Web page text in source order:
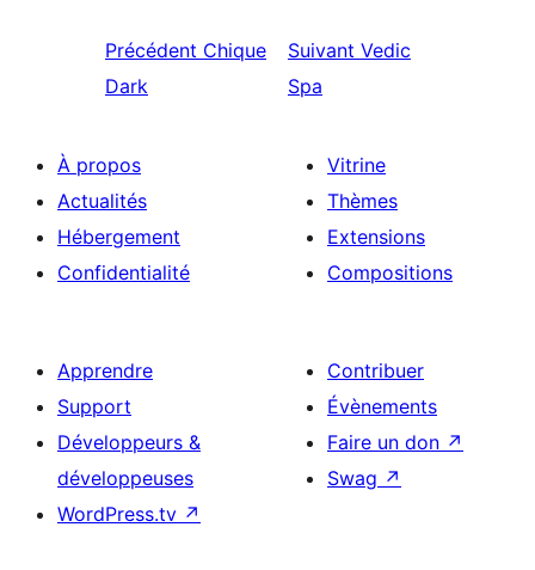
Précédent Chique
Dark
Suivant Vedic
Spa
À propos
Actualités
Hébergement
Confidentialité
Vitrine
Thèmes
Extensions
Compositions
Apprendre
Support
Développeurs &
développeuses
WordPress.tv ↗
Contribuer
Évènements
Faire un don ↗
Swag ↗